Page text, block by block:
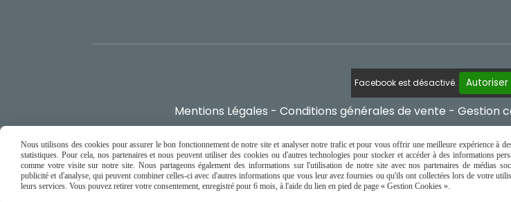
Facebook est désactivé. Autoriser
Mentions Légales Conditions générales de vente Gestion
Nous utilisons des cookies pour assurer le bon fonctionnement de notre site et analyser notre trafic et pour vous offrir une meilleure expérience à
statistiques. Pour cela, nos partenaires et nous peuvent utiliser des cookies ou d'autres technologies pour stocker et accéder à des informations
comme votre visite sur notre site. Nous partageons également des informations sur l'utilisation de notre site avec nos partenaires de médias
publicité et d'analyse, qui peuvent combiner celles-ci avec d'autres informations que vous leur avez fournies ou qu'ils ont collectées lors de votre
leurs services. Vous pouvez retirer votre consentement, enregistré pour 6 mois, à l'aide du lien en pied de page « Gestion Cookies ».